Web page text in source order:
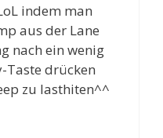
indem man
aus der Lane
nach ein wenig
Taste drücken
zu lasthiten^^